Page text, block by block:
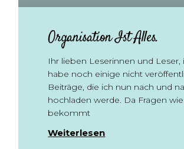
Organisation Ist Alles.
Ihr lieben Leserinnen und Leser,
habe noch einige nicht
Beiträge, die ich nun nach und
hochladen werde. Da Fragen wie
bekommt
Weiterlesen